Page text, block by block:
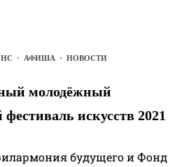
· АФИША · НОВОСТИ
молодёжный
искусств 2021
будущего и Фонд